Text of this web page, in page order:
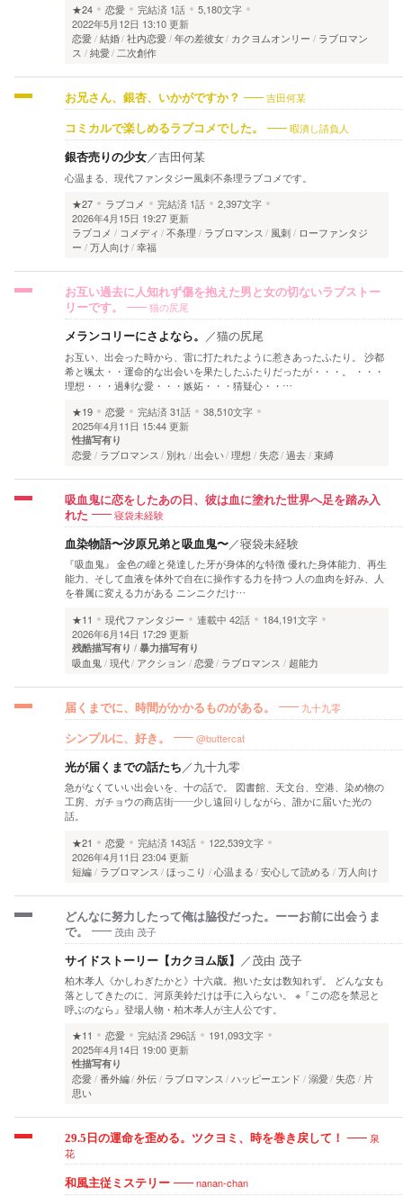
★24
恋愛 完結済 1話
5,180文字
2022年5月12日 13:10 更新
恋愛 結婚 社内恋愛 年の差彼女 カクヨムオンリー
ラブロマン
ス
純愛 二次創作
お兄さん、銀杏、いかがですか？ 吉田何某
コミカルで楽しめるラブコメでした。 暇潰し請負人
銀杏売りの少女／吉田何某
心温まる、現代ファンタジー風刺不条理ラブコメです。
★27
ラブコメ 完結済 1話
2,397文字
2026年4月15日 19:27 更新
ラブコメ
コメディ 不条理 ラブロマンス 風刺
ローファンタジ
ー
万人向け 幸福
お互い過去に人知れず傷を抱えた男と女の切ないラブストー
リーです。
猫の尻尾
メランコリーにさよなら。 ／猫の尻尾
お互い、出会った時から、雷に打たれたように惹きあったふたり。 沙都
希と颯太・・運命的な出会いを果たしたふたりだったが・・・。 ・・・
理想・・・過剰な愛・・・嫉妬・・・猜疑心・・…
★19
恋愛 完結済31話
38,510文字
2025年4月11日 15:44 更新
性描写有り
恋愛 ラブロマンス 別れ 出会い 理想 失恋 過去 束縛
吸血鬼に恋をしたあの日、彼は血に塗れた世界へ足を踏み入
れた
寝袋未経験
血染物語〜汐原兄弟と吸血鬼〜／寝袋未経験
『吸血鬼』 金色の瞳と発達した牙が身体的な特徴 優れた身体能力、再生
能力、そして血液を体外で自在に操作する力を持つ 人の血肉を好み、人
を眷属に変える力がある ニンニクだけ…
★11
現代ファンタジー 連載中 42話
184,191文字
2026年6月14日 17:29 更新
残酷描写有り 暴力描写有り
吸血鬼 現代 アクション 恋愛 ラブロマンス 超能力
届くまでに、時間がかかるものがある。 九十九零
シンプルに、好き。 @buttercat
光が届くまでの話たち ／九十九零
急がなくていい出会いを、十の話で。 図書館、天文台、空港、染め物の
工房、ガチョウの商店街——少し遠回りしながら、誰かに届いた光の
話。
★21
恋愛 完結済 143話
122,539文字
2026年4月11日 23:04 更新
短編
ラブロマンス ほっこり 心温まる 安心して読める 万人向け
どんなに努力したって俺は脇役だった。ーーお前に出会うま
で。
茂由 茂子
サイドストーリー【カクヨム版】 ／茂由 茂子
柏木孝人《かしわぎたかと》十六歳。抱いた女は数知れず。 どんな女も
落としてきたのに、河原美鈴だけは手に入らない。 ※『この恋を禁忌と
呼ぶのなら』登場人物・柏木孝人が主人公です。
★11
恋愛 完結済296話
191,093文字
2025年4月14日 19:00 更新
性描写有り
恋愛 番外編 外伝 ラブロマンス ハッピーエンド 溺愛 失恋
片
思い
29.5日の運命を歪める。ツクヨミ、時を巻き戻して！
泉
花
和風主従ミステリー nanan-chan